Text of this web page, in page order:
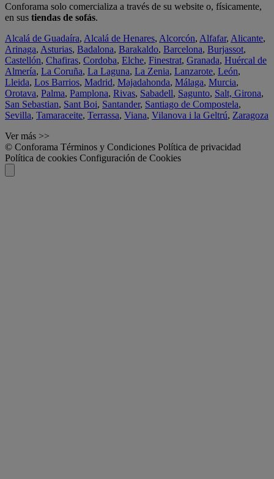
Conforama solo comercializa a través de su website o, físicamente,
en sus tiendas de sofás.
Alcalá de Guadaíra, Alcalá de Henares, Alcorcón, Alfafar, Alicante,
Arinaga, Asturias, Badalona, Barakaldo, Barcelona, Burjassot,
Castellón, Chafiras, Cordoba, Elche, Finestrat, Granada, Huércal de
Almería, La Coruña, La Laguna, La Zenia, Lanzarote, León,
Lleida, Los Barrios, Madrid, Majadahonda, Málaga, Murcia,
Orotava, Palma, Pamplona, Rivas, Sabadell, Sagunto, Salt, Girona,
San Sebastian, Sant Boi, Santander, Santiago de Compostela,
Sevilla, Tamaraceite, Terrassa, Viana, Vilanova i la Geltrú, Zaragoza
Ver más >>
© Conforama Términos y Condiciones Política de privacidad
Política de cookies Configuración de Cookies